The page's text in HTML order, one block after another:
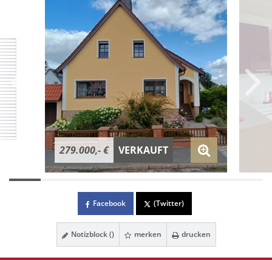
279.000,- € VERKAUFT
Facebook (Twitter)
Notizblock () merken drucken